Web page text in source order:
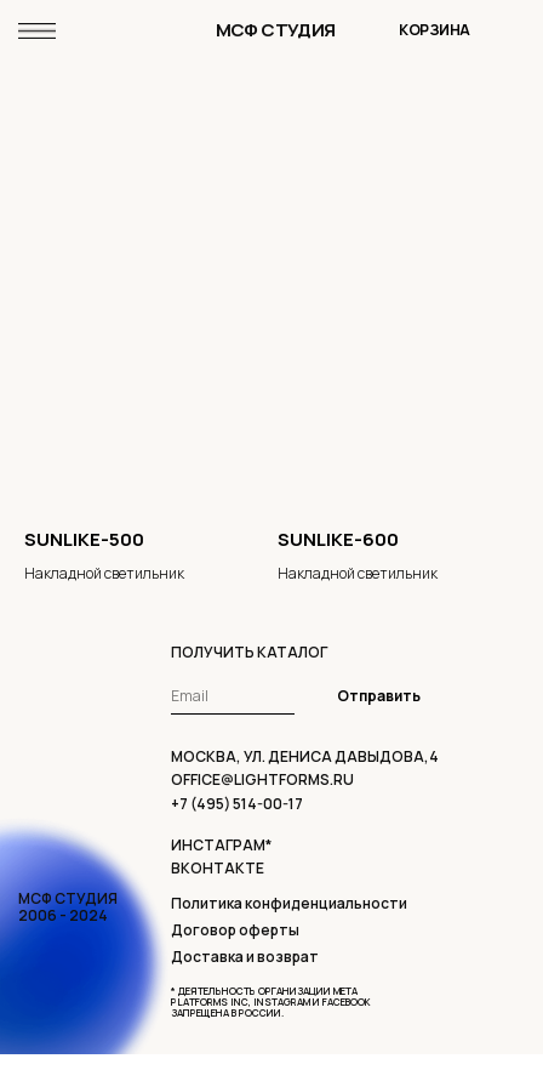
МСФ СТУДИЯ КОРЗИНА
SUNLIKE-500
Накладной светильник
SUNLIKE-600
Накладной светильник
МСФ СТУДИЯ
2006 - 2024
МОСКВА, УЛ. ДЕНИСА ДАВЫДОВА,4
ПОЛУЧИТЬ КАТАЛОГ
ИНСТАГРАМ*
ВКОНТАКТЕ
+7 (495) 514-00-17
OFFICE@LIGHTFORMS.RU
Отправить
* ДЕЯТЕЛЬНОСТЬ ОРГАНИЗАЦИИ META
PLATFORMS INC, INSTAGRAM И FACEBOOK
ЗАПРЕЩЕНА В РОССИИ.
Политика конфиденциальности
Договор оферты
Доставка и возврат